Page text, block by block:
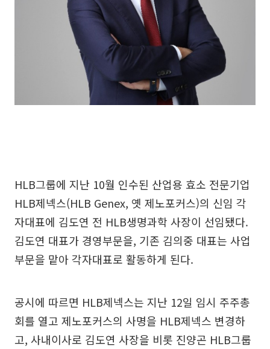
HLB그룹에 지난 10월 인수된 산업용 효소 전문기업
HLB제넥스(HLB Genex, 옛 제노포커스)의 신임 각
자대표에 김도연 전 HLB생명과학 사장이 선임됐다.
김도연 대표가 경영부문을, 기존 김의중 대표는 사업
부문을 맡아 각자대표로 활동하게 된다.
공시에 따르면 HLB제넥스는 지난 12일 임시 주주총
회를 열고 제노포커스의 사명을 HLB제넥스 변경하
고, 사내이사로 김도연 사장을 비롯 진양곤 HLB그룹